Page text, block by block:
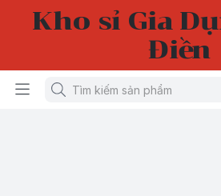
Kho sỉ Gia
Điền